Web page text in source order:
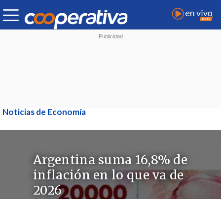
Noticias de Economía
Argentina suma 16,8% de
inflación en lo que va de
2026